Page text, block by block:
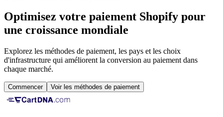
Optimisez votre paiement Shopify pour
une croissance mondiale
Explorez les méthodes de paiement, les pays et les choix
d'infrastructure qui améliorent la conversion au paiement dans
chaque marché.
Commencer Voir les méthodes de paiement